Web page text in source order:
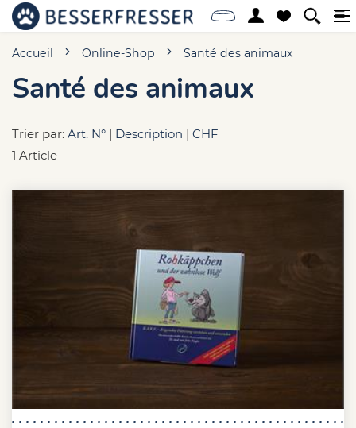
Accueil Online-Shop Santé des animaux
Santé des animaux
Trier par: Art. N° | Description | CHF
1 Article